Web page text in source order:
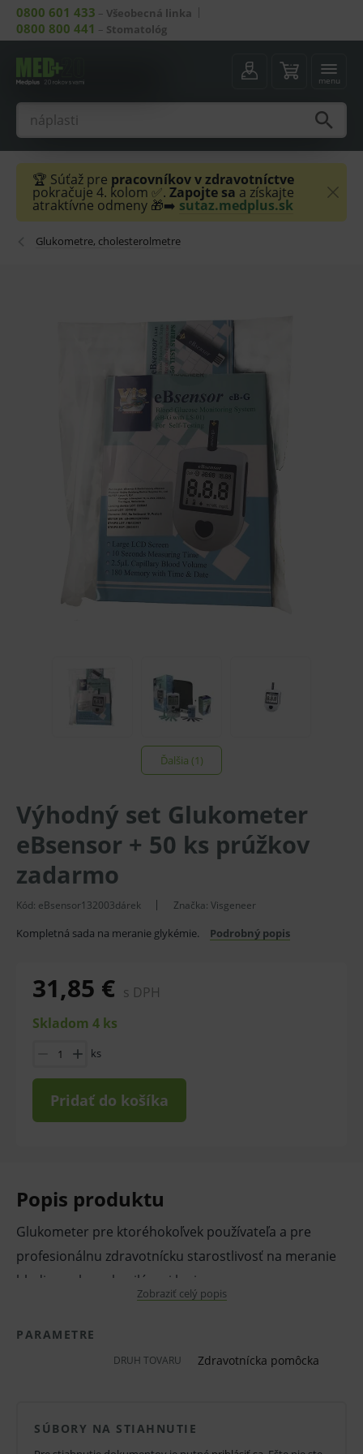
0800 601 433 – Všeobecná linka
0800 800 441 – Stomatológ
menu
🏆 Súťaž pre pracovníkov v zdravotníctve
pokračuje 4. kolom ✅. Zapojte sa a získajte
atraktívne odmeny 🎁➡️ sutaz.medplus.sk
Glukometre, cholesterolmetre
Ďalšia (1)
Výhodný set Glukometer
eBsensor + 50 ks prúžkov
zadarmo
Kód: eBsensor132003dárek Značka: Visgeneer
Kompletná sada na meranie glykémie. Podrobný popis
31,85 € s DPH
Skladom 4 ks
ks
Pridať do košíka
Popis produktu
Glukometer pre ktoréhokoľvek používateľa a pre
profesionálnu zdravotnícku starostlivosť na meranie
hladiny cukru v kapilárnej krvi.
Rýchle výsledky do 10 sekúnd.
Obsahuje: prístroj, pero, 10 lanciet a 10 prúžkov + 50
Testovacie prúžky na glukometra eBsensor.
Zobraziť celý popis
PARAMETRE
DRUH TOVARU Zdravotnícka pomôcka
SÚBORY NA STIAHNUTIE